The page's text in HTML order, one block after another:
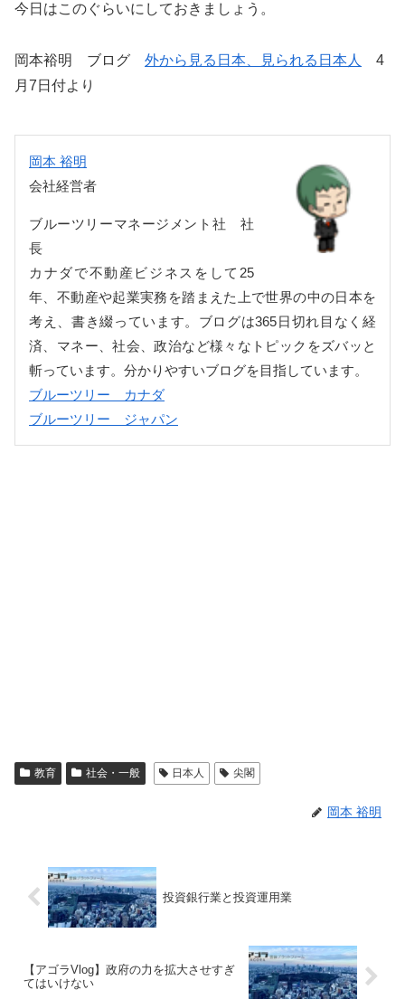
今日はこのぐらいにしておきましょう。
岡本裕明 ブログ 外から見る日本、見られる日本人
4
月7日付より
岡本 裕明
会社経営者
ブルーツリーマネージメント社 社
長
カナダで不動産ビジネスをして25
年、不動産や起業実務を踏まえた上で世界の中の日本を
考え、書き綴っています。ブログは365日切れ目なく経
済、マネー、社会、政治など様々なトピックをズバッと
斬っています。分かりやすいブログを目指しています。
ブルーツリー カナダ
ブルーツリー ジャパン
教育 社会・一般 日本人 尖閣
岡本 裕明
投資銀行業と投資運用業
【アゴラVlog】政府の力を拡大させすぎ
てはいけない